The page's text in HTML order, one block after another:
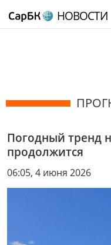
НОВОСТИ
Погодный тренд
продолжится
06:05, 4 июня 2026